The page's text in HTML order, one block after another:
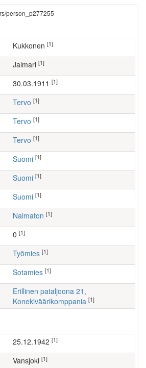
person_p277255
Kukkonen [1]
Jalmari [1]
30.03.1911 [1]
Tervo [1]
Tervo [1]
Tervo [1]
Suomi [1]
Suomi [1]
Suomi [1]
Naimaton [1]
[1]
työmies [1]
Sotamies [1]
Erillinen pataljoona 21,
Konekiväärikomppania [1]
25.12.1942 [1]
Vansjoki [1]